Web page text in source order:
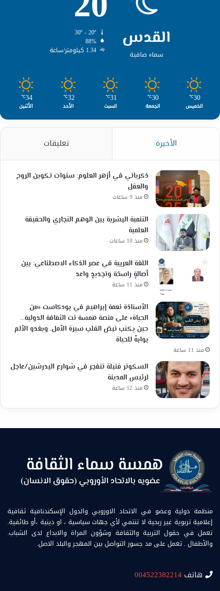
القدس
سماء صافية
88%
1.34 كيلومتر/ساعة
30
℃
الخميس
30
℃
الجمعة
31
℃
السبت
32
℃
الأحد
34
℃
الأثنين
الأخيرة تعليقات
ذكرياتي في أزهر العلوم: سنوات تكوين الروح
والعقل
منذ 9 ساعات
التنمية البشرية بين الوهم التجاري والحقيقة
العلمية
منذ 10 ساعات
اللغة العربية في عصر الذكاء الاصطناعي: بين
أصالةٍ راسخة وتجديدٍ واعد
منذ 11 ساعة
الأستاذة نعمة إبراهيم في بودكاست «من
الحياة» على منصة همسة نت الثقافة الدولية…
حين يكتب نبض القلب سيرة الأمل، ويغدو الألم
بوابةً للحياة
منذ 11 ساعة
السكوتر قنبلة تنفجر في شوارع البدرشين/عاجل
لرئيس المدينة
منذ 12 ساعة
منظمة دولية وعضو في الاتحاد الاوروبي والدول الإسكندنافية ثقافية
إعلامية تربوية غير ربحية لا تنتمي لأي جهات سياسية ، او دينية ،أو طائفية.
تعمل في حقول التربية والثقافة وشؤون المراة والابداع لدى الشباب.
والأطفال . تعمل على مد جسور التواصل بين المهجر والبلد الاصل.
هاتف 004522382214